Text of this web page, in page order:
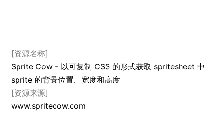
[资源名称]
Sprite Cow - 以可复制 CSS 的形式获取 spritesheet 中
sprite 的背景位置、宽度和高度
[资源来源]
www.spritecow.com